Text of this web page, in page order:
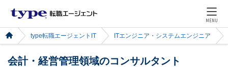
MENU
type転職エージェントIT ITエンジニア・システムエンジニア
会計・経営管理領域のコンサルタント